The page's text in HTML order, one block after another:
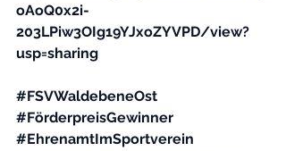
oAoQ0x2i-
203LPiw3OIg19YJxoZYVPD/view?
usp=sharing
#FSVWaldebeneOst
#FörderpreisGewinner
#EhrenamtImSportverein